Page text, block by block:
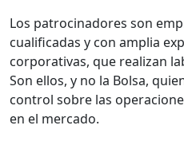
Los patrocinadores son
cualificadas y con amplia
corporativas, que realizan
Son ellos, y no la Bolsa,
control sobre las
en el mercado.